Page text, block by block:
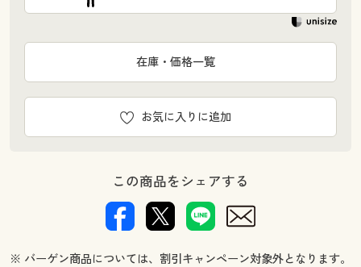
お気に入りに追加
在庫・価格一覧
この商品をシェアする
※ バーゲン商品については、割引キャンペーン対象外となります。